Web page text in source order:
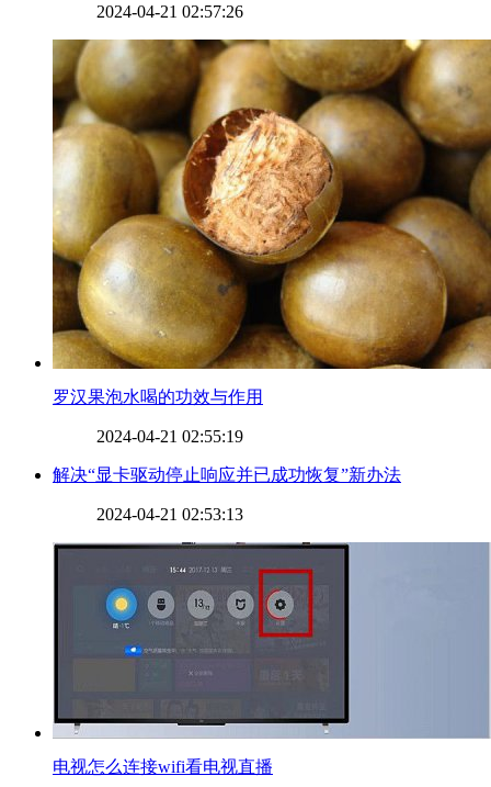
2024-04-21 02:57:26
罗汉果泡水喝的功效与作用
2024-04-21 02:55:19
​解决“显卡驱动停止响应并已成功恢复”新办法
2024-04-21 02:53:13
电视怎么连接wifi看电视直播